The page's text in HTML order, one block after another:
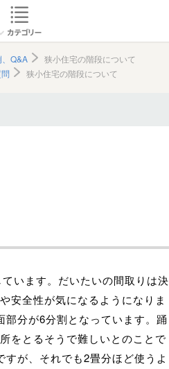
Q&A
狭小住宅の階段について
狭小住宅の階段について
います。だいたいの間取りは決
安全性が気になるようになりま
部分が6分割となっています。踊
をとるそうで難しいとのことで
が、それでも2畳分ほど使うよ